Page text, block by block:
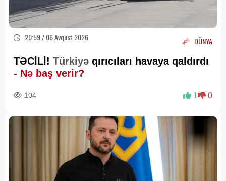
20:59 / 06 Avqust 2026 DÜNYA
TƏCİLİ! Türkiyə qırıcıları havaya qaldırdı
- Nə baş verir?
104 1 0